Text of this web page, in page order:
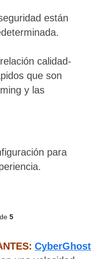
están
calidad-
que son
y las
para
de 5
CyberGhost